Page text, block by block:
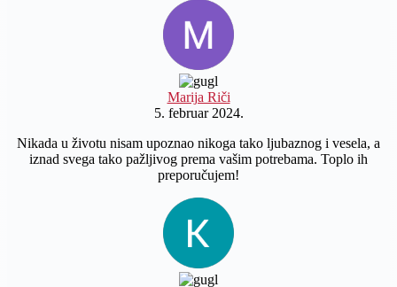
Marija Riči
5. februar 2024.
Nikada u životu nisam upoznao nikoga tako ljubaznog i vesela, a
iznad svega tako pažljivog prema vašim potrebama. Toplo ih
preporučujem!